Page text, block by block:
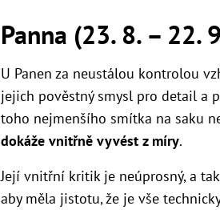
Panna (23. 8. – 22.
U Panen za neustálou kontrolou
jejich pověstný smysl pro detail a
toho nejmenšího smítka na saku
dokáže vnitřně vyvést z míry.
Její vnitřní kritik je neúprosný, a
aby měla jistotu, že je vše